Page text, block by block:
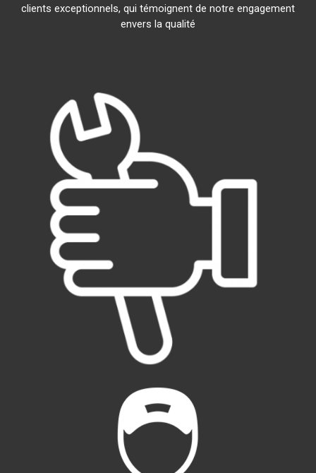
clients exceptionnels, qui témoignent de notre engagement
envers la qualité